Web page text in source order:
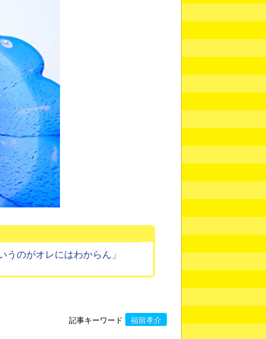
のがオレにはわからん」
記事キーワード 福留孝介